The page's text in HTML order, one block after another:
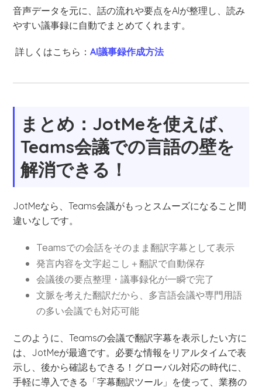
音声データを元に、話の流れや要点をAIが整理し、読み
やすい議事録に自動でまとめてくれます。
詳しくはこちら：AI議事録作成方法
まとめ：JotMeを使えば、
Teams会議での言語の壁を
解消できる！
JotMeなら、Teams会議がもっとスムーズになること間
違いなしです。
Teamsでの会話をそのまま翻訳字幕として表示
発言内容を文字起こし＋翻訳で自動保存
会議後の要点整理・議事録化が一瞬で完了
文脈を考えた翻訳だから、多言語会議や専門用語
の多い会議でも対応可能
このように、Teamsの会議で翻訳字幕を表示したい方に
は、JotMeが最適です。必要な情報をリアルタイムで表
示し、後から確認もできる！グローバル対応の時代に、
手軽に導入できる「字幕翻訳ツール」を使って、業務の